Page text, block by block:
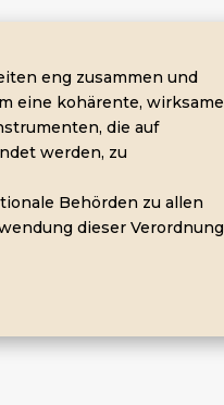
eng zusammen und
eine kohärente, wirksame
die auf
werden, zu
Behörden zu allen
dieser Verordnung